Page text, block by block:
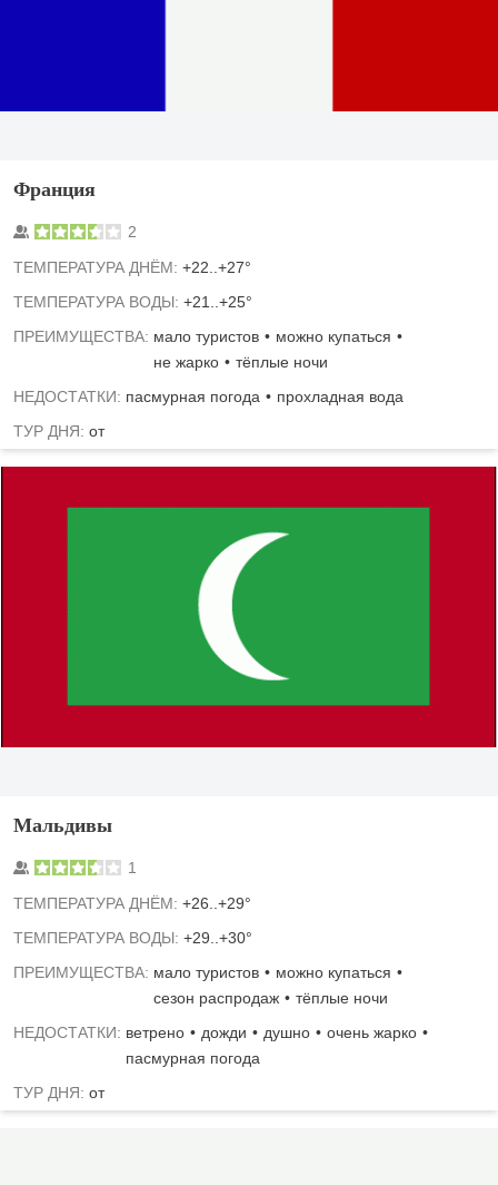
Франция
2
TЕМПЕРАТУРА ДНЁМ: +22..+27°
ТЕМПЕРАТУРА ВОДЫ: +21..+25°
ПРЕИМУЩЕСТВА: мало туристов
можно купаться
не жарко
тёплые ночи
НЕДОСТАТКИ: пасмурная погода
прохладная вода
ТУР ДНЯ: от
Мальдивы
1
TЕМПЕРАТУРА ДНЁМ: +26..+29°
ТЕМПЕРАТУРА ВОДЫ: +29..+30°
ПРЕИМУЩЕСТВА: мало туристов
можно купаться
сезон распродаж
тёплые ночи
НЕДОСТАТКИ: ветрено дожди душно
очень жарко
пасмурная погода
ТУР ДНЯ: от